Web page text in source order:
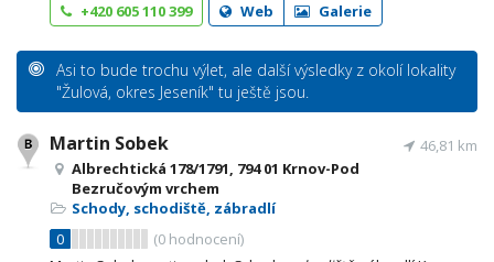
+420 605 110 399 Web Galerie
Asi to bude trochu výlet, ale další výsledky z okolí lokality
"Žulová, okres Jeseník" tu ještě jsou.
Martin Sobek
Albrechtická 178/1791, 794 01 Krnov-Pod
Bezručovým vrchem
Schody, schodiště, zábradlí
0
(0 hodnocení)
46,81 km